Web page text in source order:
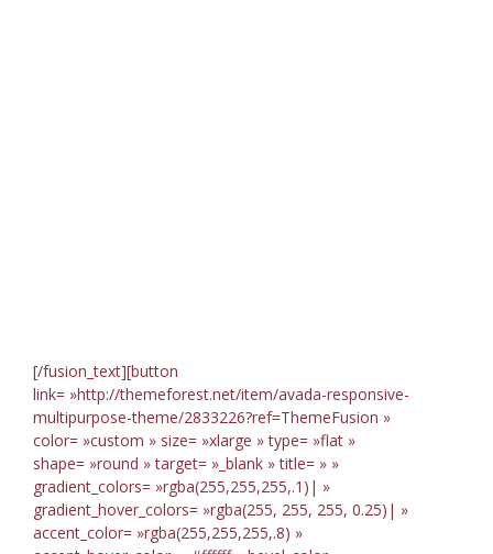
[/fusion_text][button
link= »http://themeforest.net/item/avada-responsive-
multipurpose-theme/2833226?ref=ThemeFusion »
color= »custom » size= »xlarge » type= »flat »
shape= »round » target= »_blank » title= » »
gradient_colors= »rgba(255,255,255,.1)| »
gradient_hover_colors= »rgba(255, 255, 255, 0.25)| »
accent_color= »rgba(255,255,255,.8) »